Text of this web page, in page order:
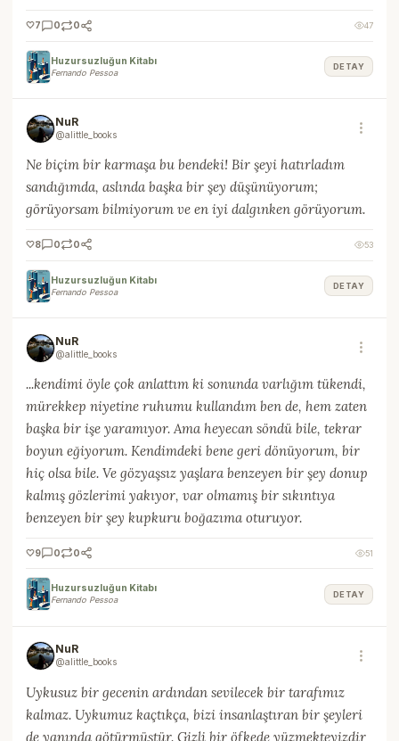
🤍7 0 0 47
Huzursuzluğun Kitabı
Fernando Pessoa
DETAY
NuR
@alittle_books
Ne biçim bir karmaşa bu bendeki! Bir şeyi hatırladım
sandığımda, aslında başka bir şey düşünüyorum;
görüyorsam bilmiyorum ve en iyi dalgınken görüyorum.
🤍8 0 0 53
Huzursuzluğun Kitabı
Fernando Pessoa
DETAY
NuR
@alittle_books
...kendimi öyle çok anlattım ki sonunda varlığım tükendi,
mürekkep niyetine ruhumu kullandım ben de, hem zaten
başka bir işe yaramıyor. Ama heyecan söndü bile, tekrar
boyun eğiyorum. Kendimdeki bene geri dönüyorum, bir
hiç olsa bile. Ve gözyaşsız yaşlara benzeyen bir şey donup
kalmış gözlerimi yakıyor, var olmamış bir sıkıntıya
benzeyen bir şey kupkuru boğazıma oturuyor.
🤍9 0 0 51
Huzursuzluğun Kitabı
Fernando Pessoa
DETAY
NuR
@alittle_books
Uykusuz bir gecenin ardından sevilecek bir tarafımız
kalmaz. Uykumuz kaçtıkça, bizi insanlaştıran bir şeyleri
de yanında götürmüştür. Gizli bir öfkede yüzmekteyizdir